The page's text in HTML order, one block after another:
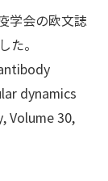
学会の欧文誌
た。
dynamics
Volume 30,